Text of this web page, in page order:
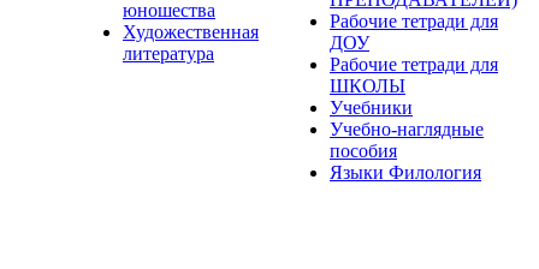
юношества
Художественная
литература
Рабочие тетради для
ДОУ
Рабочие тетради для
ШКОЛЫ
Учебники
Учебно-наглядные
пособия
Языки Филология